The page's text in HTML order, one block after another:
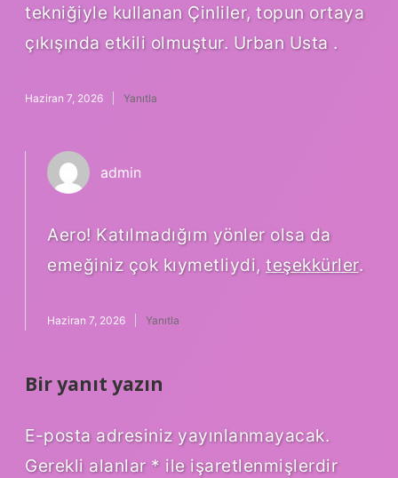
tekniğiyle kullanan Çinliler, topun ortaya
çıkışında etkili olmuştur. Urban Usta .
Haziran 7, 2026 Yanıtla
admin
Aero! Katılmadığım yönler olsa da
emeğiniz çok kıymetliydi, teşekkürler.
Haziran 7, 2026 Yanıtla
Bir yanıt yazın
E-posta adresiniz yayınlanmayacak.
Gerekli alanlar * ile işaretlenmişlerdir